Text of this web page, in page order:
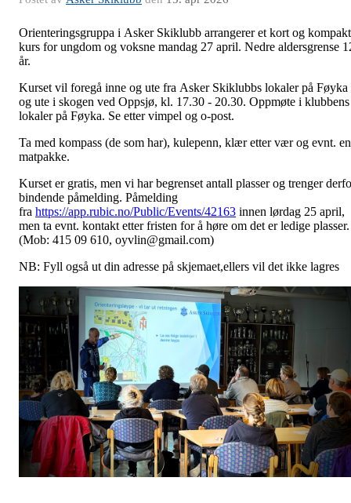
Orienteringsgruppa i Asker Skiklubb arrangerer et kort og kompakt
kurs for ungdom og voksne mandag 27 april. Nedre aldersgrense
år.
Kurset vil foregå inne og ute fra Asker Skiklubbs lokaler på Føyka
og ute i skogen ved Oppsjø, kl. 17.30 - 20.30. Oppmøte i klubbens
lokaler på Føyka. Se etter vimpel og o-post.
Ta med kompass (de som har), kulepenn, klær etter vær og evnt. en
matpakke.
Kurset er gratis, men vi har begrenset antall plasser og trenger
bindende påmelding. Påmelding
fra https://app.rubic.no/Public/Events/42163 innen lørdag 25 april,
men ta evnt. kontakt etter fristen for å høre om det er ledige plasser.
(Mob: 415 09 610, oyvlin@gmail.com)
NB: Fyll også ut din adresse på skjemaet,ellers vil det ikke lagres